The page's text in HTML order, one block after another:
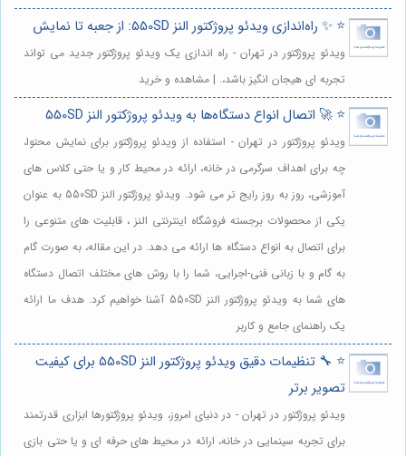
⭐️ ✨ راه‌اندازی ویدئو پروژکتور النز 550SD: از جعبه تا نمایش
ویدئو پروژکتور در تهران - راه اندازی یک ویدئو پروژکتور جدید می تواند
تجربه ای هیجان انگیز باشد،. | مشاهده و خرید
⭐️ 🚀 اتصال انواع دستگاه‌ها به ویدئو پروژکتور النز 550SD
ویدئو پروژکتور در تهران - استفاده از ویدئو پروژکتور برای نمایش محتوا،
چه برای اهداف سرگرمی در خانه، ارائه در محیط کار و یا حتی کلاس های
آموزشی، روز به روز رایج تر می شود. ویدئو پروژکتور النز 550SD به عنوان
یکی از محصولات برجسته فروشگاه اینترنتی النز ، قابلیت های متنوعی را
برای اتصال به انواع دستگاه ها ارائه می دهد. در این مقاله، به صورت گام
به گام و با زبانی فنی-اجرایی، شما را با روش های مختلف اتصال دستگاه
های شما به ویدئو پروژکتور النز 550SD آشنا خواهیم کرد. هدف ما ارائه
یک راهنمای جامع و کاربر
⭐️ 🔧 تنظیمات دقیق ویدئو پروژکتور النز 550SD برای کیفیت
تصویر برتر
ویدئو پروژکتور در تهران - در دنیای امروز، ویدئو پروژکتورها ابزاری قدرتمند
برای تجربه سینمایی در خانه، ارائه در محیط های حرفه ای و یا حتی بازی